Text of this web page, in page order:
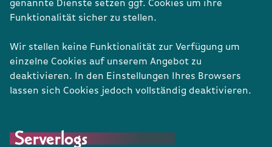
genannte Dienste setzen ggf. Cookies um ihre
Funktionalität sicher zu stellen.
Wir stellen keine Funktionalität zur Verfügung um
einzelne Cookies auf unserem Angebot zu
deaktivieren. In den Einstellungen Ihres Browsers
lassen sich Cookies jedoch vollständig deaktivieren.
Serverlogs